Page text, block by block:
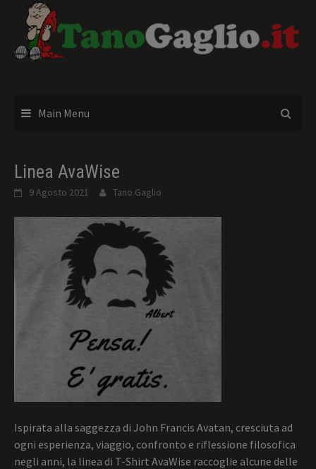
content
Main Menu
Linea AvaWise
9 Agosto 2021 Tano Gaglio
Ispirata alla saggezza di John Francis Avatan, cresciuta ad
ogni esperienza, viaggio, confronto e riflessione filosofica
negli anni, la linea di T-Shirt AvaWise raccoglie alcune delle